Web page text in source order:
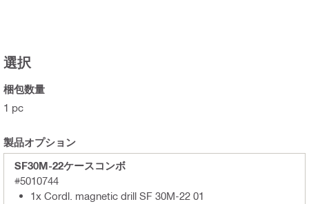
選択
梱包数量
1 pc
製品オプション
SF30M-22ケースコンボ
#5010744
1x Cordl. magnetic drill SF 30M-22 01